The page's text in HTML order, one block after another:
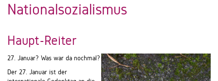
Nationalsozialismus
Haupt-Reiter
27. Januar? Was war da nochmal?
Der 27. Januar ist der